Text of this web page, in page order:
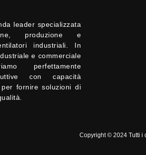
leader specializzata
produzione e
industriali. In
e commerciale
perfettamente
con capacità
fornire soluzioni di
Copyright © 2024 Tutti i